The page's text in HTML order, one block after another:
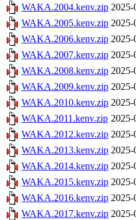
WAKA.2004.kenv.zip 2025-
WAKA.2005.kenv.zip 2025-
WAKA.2006.kenv.zip 2025-
WAKA.2007.kenv.zip 2025-
WAKA.2008.kenv.zip 2025-
WAKA.2009.kenv.zip 2025-
WAKA.2010.kenv.zip 2025-
WAKA.2011.kenv.zip 2025-
WAKA.2012.kenv.zip 2025-
WAKA.2013.kenv.zip 2025-
WAKA.2014.kenv.zip 2025-
WAKA.2015.kenv.zip 2025-
WAKA.2016.kenv.zip 2025-
WAKA.2017.kenv.zip 2025-